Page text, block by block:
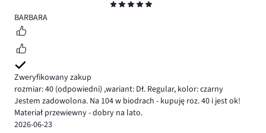
5
BARBARA
Zweryfikowany zakup
rozmiar: 40 (odpowiedni) ,wariant: Dł. Regular, kolor: czarny
Jestem zadowolona. Na 104 w biodrach - kupuję roz. 40 i jest ok!
Materiał przewiewny - dobry na lato.
2026-06-23